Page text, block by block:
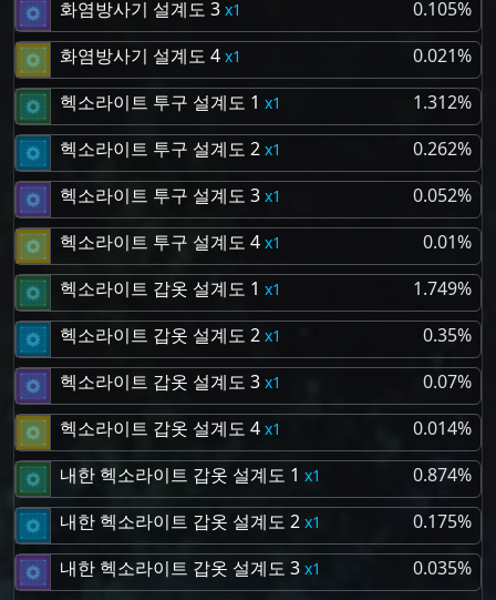
화염방사기 설계도 3
1
0.105%
화염방사기 설계도 4
1
0.021%
헥소라이트 투구 설계도 1
1
1.312%
헥소라이트 투구 설계도 2
1
0.262%
헥소라이트 투구 설계도 3
1
0.052%
헥소라이트 투구 설계도 4
1
0.01%
헥소라이트 갑옷 설계도 1
1
1.749%
헥소라이트 갑옷 설계도 2
1
0.35%
헥소라이트 갑옷 설계도 3
1
0.07%
헥소라이트 갑옷 설계도 4
1
0.014%
내한 헥소라이트 갑옷 설계도 1
1
0.874%
내한 헥소라이트 갑옷 설계도 2
1
0.175%
내한 헥소라이트 갑옷 설계도 3
1
0.035%